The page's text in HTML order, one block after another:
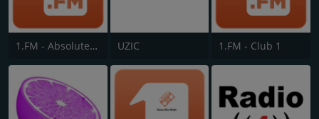
1.FM - Absolute 90s UZIC 1.FM - Club 1